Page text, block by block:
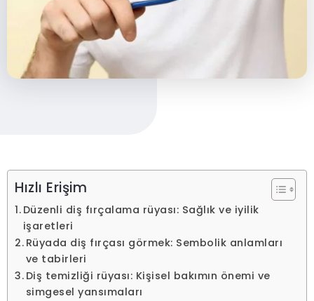
Hızlı Erişim
Düzenli diş fırçalama rüyası: Sağlık ve iyilik
işaretleri
Rüyada diş fırçası görmek: Sembolik anlamları
ve tabirleri
Diş temizliği rüyası: Kişisel bakımın önemi ve
simgesel yansımaları